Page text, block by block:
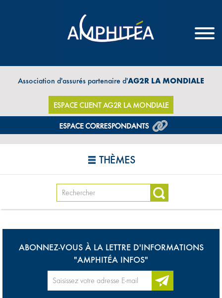
Association d'assurés partenaire d'AG2R LA MONDIALE
ESPACE CLIENT AG2R LA MONDIALE
THÈMES
ABONNEZ-VOUS À LA LETTRE D'INFORMATIONS
"AMPHITÉA INFOS"